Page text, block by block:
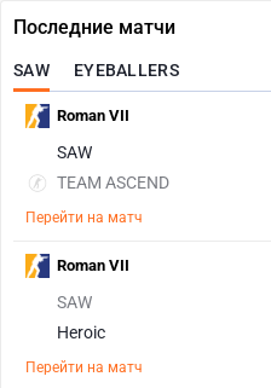
Последние матчи
SAW EYEBALLERS
SAW
TEAM ASCEND
Перейти на матч
Roman VII
SAW
Heroic
Перейти на матч
Roman VII